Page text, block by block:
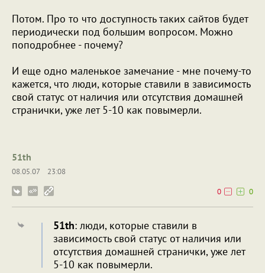
Потом. Про то что доступность таких сайтов будет
периодически под большим вопросом. Можно
поподробнее - почему?
И еще одно маленькое замечание - мне почему-то
кажется, что люди, которые ставили в зависимость
свой статус от наличия или отсутствия домашней
странички, уже лет 5-10 как повымерли.
51th
08.05.07
23:08
0
0
51th: люди, которые ставили в
зависимость свой статус от наличия или
отсутствия домашней странички, уже лет
5-10 как повымерли.